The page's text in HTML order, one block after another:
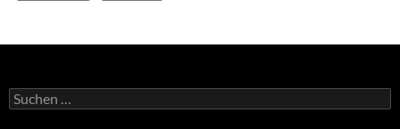
Suchen
nach: